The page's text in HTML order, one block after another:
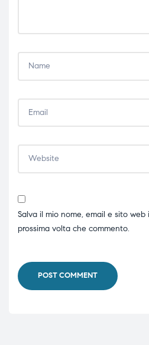
Salva il mio nome, email e sito
prossima volta che commento.
POST COMMENT